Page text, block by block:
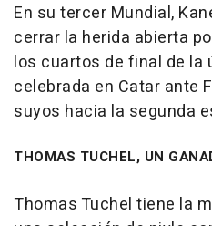
En su tercer Mundial,
cerrar la herida abierta
los cuartos de final de la
celebrada en Catar ante
suyos hacia la segunda
THOMAS TUCHEL, UN
Thomas Tuchel tiene la